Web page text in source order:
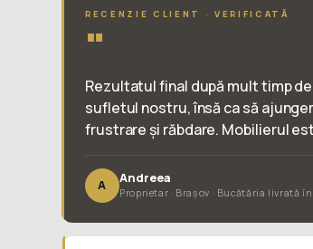
RECENZIE CLIENT · VERIFICATĂ
"
Rezultatul final după mult timp
sufletul nostru, însă ca să
frustrare și răbdare. Mobilierul
A Andreea
Proprietar · Brașov · Bucătăria livrată